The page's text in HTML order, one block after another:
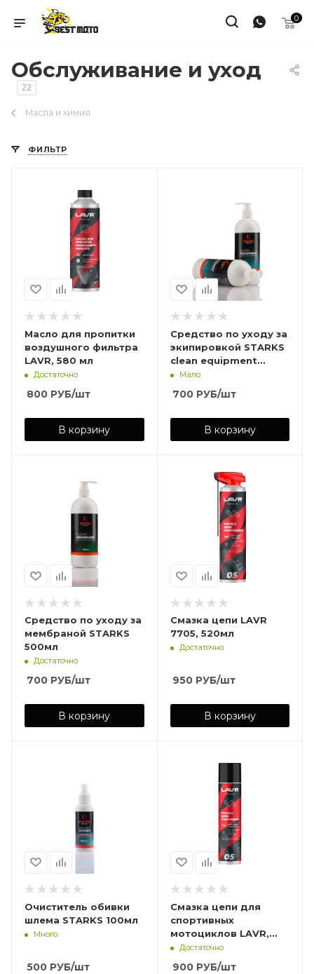
0
Обслуживание и уход
22
Масла и химия
ФИЛЬТР
Масло для пропитки
воздушного фильтра
LAVR, 580 мл
Достаточно
800 РУБ/шт
В корзину
Средство по уходу за
экипировкой STARKS
clean equipment
500мл
Мало
700РУБ/шт
В корзину
Средство по уходу за
мембраной STARKS
500мл
Достаточно
700 РУБ/шт
В корзину
Смазка цепи LAVR
7705, 520мл
Достаточно
950РУБ/шт
В корзину
Очиститель обивки
шлема STARKS 100мл
Много
500 РУБ/шт
Смазка цепи для
спортивных
мотоциклов LAVR,
400мл
Достаточно
900РУБ/шт